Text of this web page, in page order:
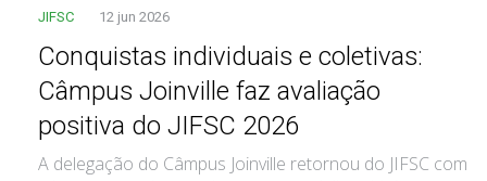
JIFSC 12 jun 2026
Conquistas individuais e coletivas:
Câmpus Joinville faz avaliação
positiva do JIFSC 2026
A delegação do Câmpus Joinville retornou do JIFSC com